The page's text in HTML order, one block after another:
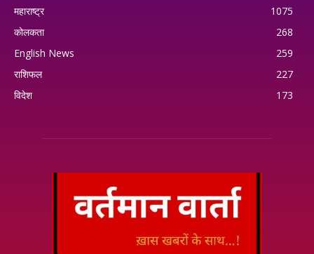
महाराष्ट्र
1075
कोलकता
268
English News
259
राशिफल
227
विदेश
173